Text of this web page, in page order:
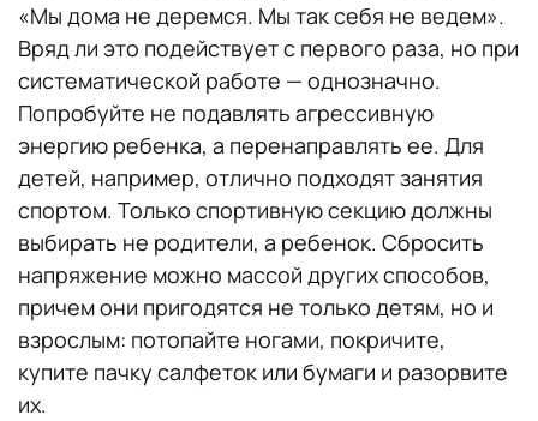
«Мы дома не деремся. Мы так себя не ведем».
Вряд ли это подействует с первого раза, но при
систематической работе — однозначно.
Попробуйте не подавлять агрессивную
энергию ребенка, а перенаправлять ее. Для
детей, например, отлично подходят занятия
спортом. Только спортивную секцию должны
выбирать не родители, а ребенок. Сбросить
напряжение можно массой других способов,
причем они пригодятся не только детям, но и
взрослым: потопайте ногами, покричите,
купите пачку салфеток или бумаги и разорвите
их.